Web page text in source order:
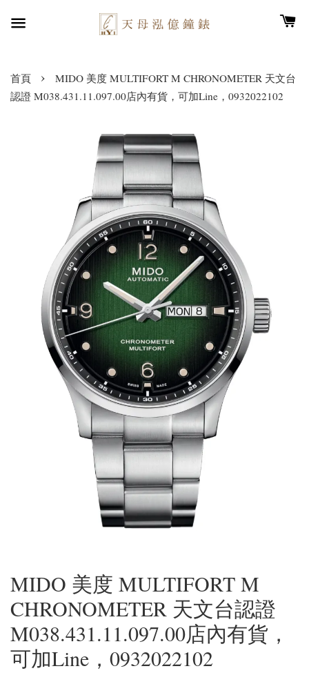
首頁 ›
MIDO 美度 MULTIFORT M CHRONOMETER 天文台
認證 M038.431.11.097.00店內有貨，可加Line，0932022102
MIDO 美度 MULTIFORT M
CHRONOMETER 天文台認證
M038.431.11.097.00店內有貨，
可加Line，0932022102